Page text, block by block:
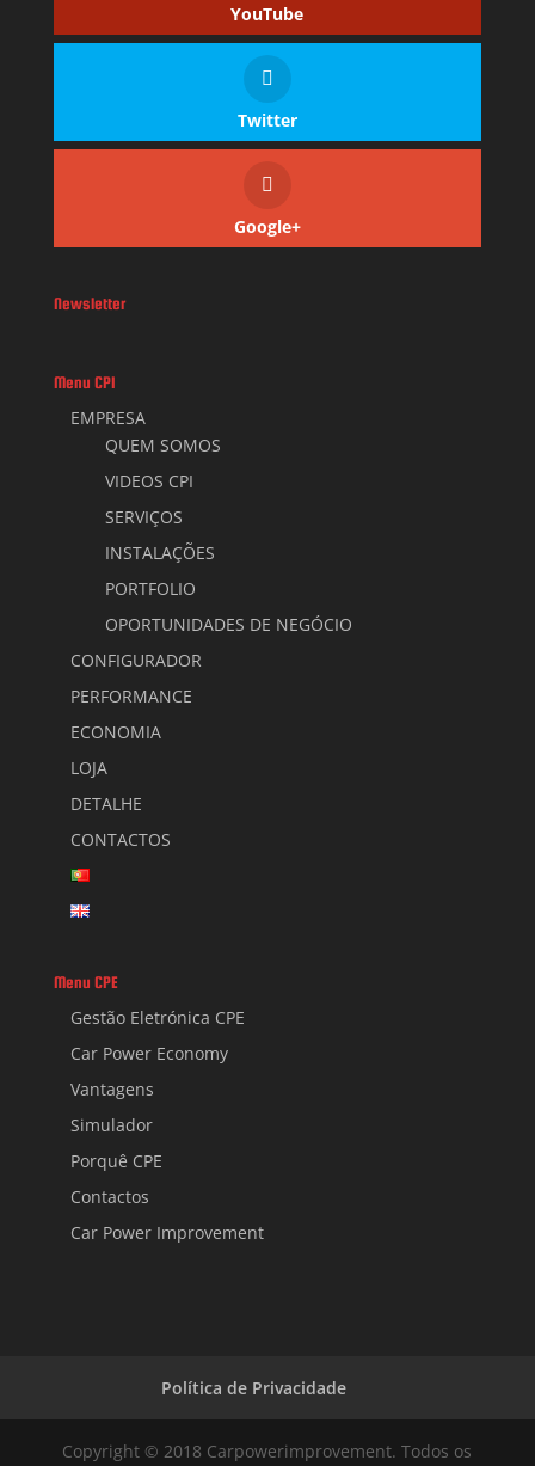
YouTube
Twitter
Google+
Newsletter
Menu CPI
EMPRESA
QUEM SOMOS
VIDEOS CPI
SERVIÇOS
INSTALAÇÕES
PORTFOLIO
OPORTUNIDADES DE NEGÓCIO
CONFIGURADOR
PERFORMANCE
ECONOMIA
LOJA
DETALHE
CONTACTOS
Menu CPE
Gestão Eletrónica CPE
Car Power Economy
Vantagens
Simulador
Porquê CPE
Contactos
Car Power Improvement
Política de Privacidade
Copyright © 2018 Carpowerimprovement. Todos os